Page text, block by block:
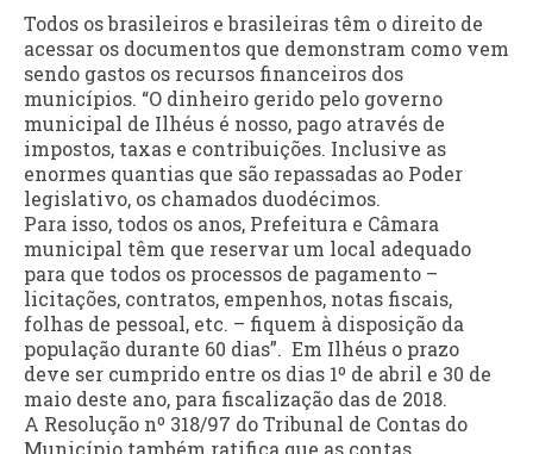
Todos os brasileiros e brasileiras têm o direito de
acessar os documentos que demonstram como vem
sendo gastos os recursos financeiros dos
municípios. “O dinheiro gerido pelo governo
municipal de Ilhéus é nosso, pago através de
impostos, taxas e contribuições. Inclusive as
enormes quantias que são repassadas ao Poder
legislativo, os chamados duodécimos.
Para isso, todos os anos, Prefeitura e Câmara
municipal têm que reservar um local adequado
para que todos os processos de pagamento –
licitações, contratos, empenhos, notas fiscais,
folhas de pessoal, etc. – fiquem à disposição da
população durante 60 dias”. Em Ilhéus o prazo
deve ser cumprido entre os dias 1º de abril e 30 de
maio deste ano, para fiscalização das de 2018.
A Resolução nº 318/97 do Tribunal de Contas do
Município também ratifica que as contas